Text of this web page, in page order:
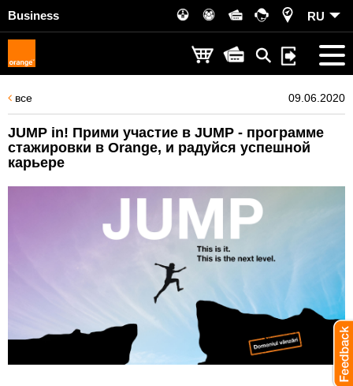
Business RU
все 09.06.2020
JUMP in! Прими участие в JUMP - программе
стажировки в Orange, и радуйся успешной
карьере